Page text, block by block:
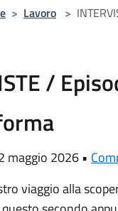
> Lavoro >
/
maggio 2026 •
viaggio alla